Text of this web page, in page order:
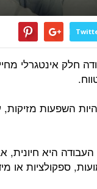
חלק אינטגרלי
השפעות
היא חיונית,
ספקולציות או